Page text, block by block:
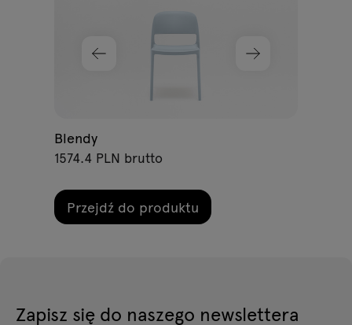
Blendy
1574.4 PLN brutto
Przejdź do produktu
Zapisz się do naszego newslettera